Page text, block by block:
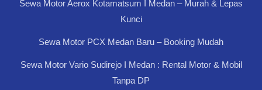
Sewa Motor Aerox Kotamatsum I Medan – Murah & Lepas
Kunci
Sewa Motor PCX Medan Baru – Booking Mudah
Sewa Motor Vario Sudirejo I Medan : Rental Motor & Mobil
Tanpa DP